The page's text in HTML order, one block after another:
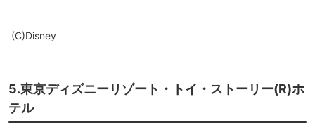
(C)Disney
5.東京ディズニーリゾート・トイ・ストーリー(R)ホ
テル